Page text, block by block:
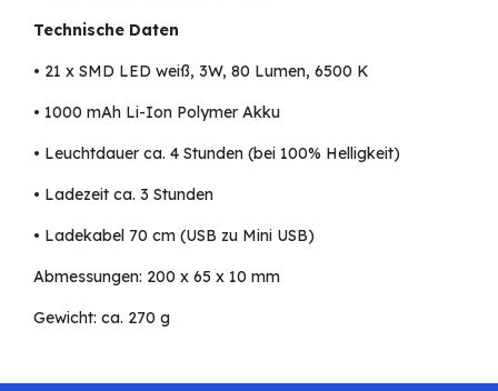
Technische Daten
• 21 x SMD LED weiß, 3W, 80 Lumen, 6500 K
• 1000 mAh Li-Ion Polymer Akku
• Leuchtdauer ca. 4 Stunden (bei 100% Helligkeit)
• Ladezeit ca. 3 Stunden
• Ladekabel 70 cm (USB zu Mini USB)
Abmessungen: 200 x 65 x 10 mm
Gewicht: ca. 270 g